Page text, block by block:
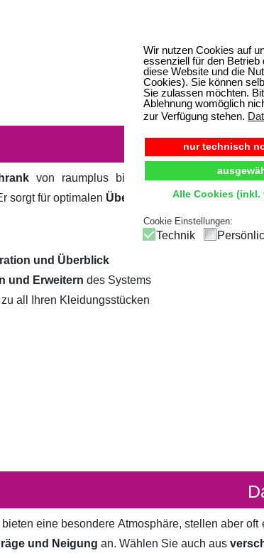
Wir nutzen Cookies auf
essenziell für den Betrieb
diese Website und die
Cookies). Sie können
Sie zulassen möchten.
Ablehnung womöglich
zur Verfügung stehen.
nur technisch
Alle Cookies (inkl.
Cookie Einstellungen:
Technik
von raumplus bietetKomfortund
sorgt für optimalen Überblick und einfachen
und Überblick
und Erweitern des Systems
all Ihren Kleidungsstücken
bieten eine besondere Atmosphäre, stellen aber
und Neigung an. Wählen Sie auch aus